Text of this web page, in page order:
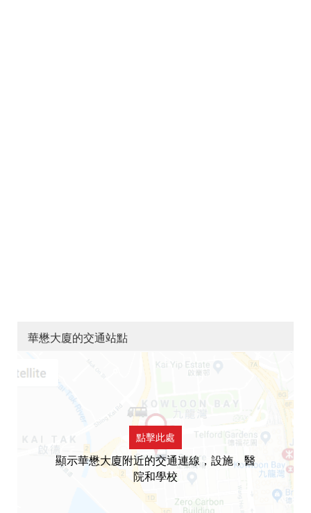
華懋大廈的交通站點
點擊此處
顯示華懋大廈附近的交通連線，設施，醫
院和學校